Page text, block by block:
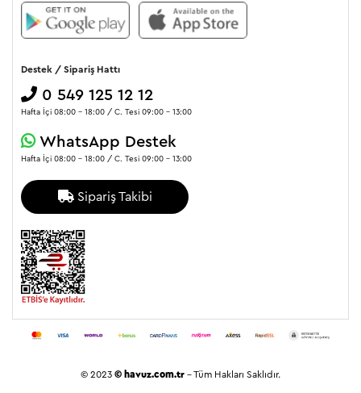
Destek / Sipariş Hattı
0 549 125 12 12
Hafta İçi 08:00 - 18:00 / C. Tesi 09:00 - 13:00
WhatsApp Destek
Hafta İçi 08:00 - 18:00 / C. Tesi 09:00 - 13:00
Sipariş Takibi
© 2023 © havuz.com.tr - Tüm Hakları Saklıdır.